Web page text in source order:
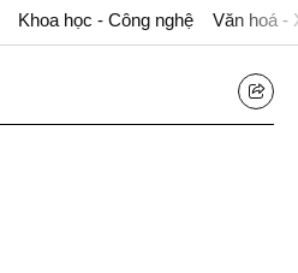
Khoa học - Công nghệ Văn hoá -